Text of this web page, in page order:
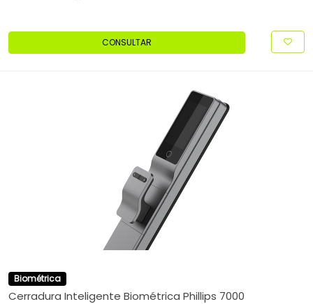
CONSULTAR
Biométrica
Cerradura Inteligente Biométrica Phillips 7000